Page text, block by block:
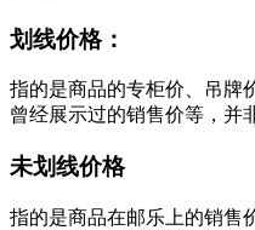
划线价格：
指的是商品的专柜价、吊牌
曾经展示过的销售价等，并
未划线价格
指的是商品在邮乐上的销售